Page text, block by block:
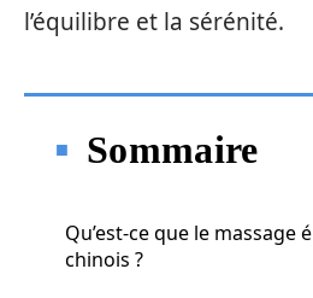
l’équilibre et la sérénité.
Sommaire
Qu’est-ce que le massage
chinois ?